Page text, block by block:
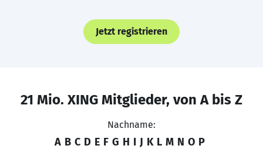
Jetzt registrieren
21 Mio. XING Mitglieder, von A bis Z
Nachname:
A B C D E F G H I J K L M N O P